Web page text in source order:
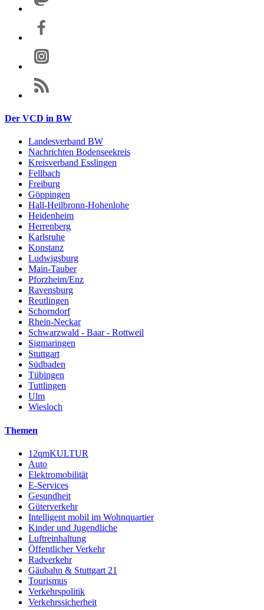
Der VCD in BW
Landesverband BW
Nachrichten Bodenseekreis
Kreisverband Esslingen
Fellbach
Freiburg
Göppingen
Hall-Heilbronn-Hohenlohe
Heidenheim
Herrenberg
Karlsruhe
Konstanz
Ludwigsburg
Main-Tauber
Pforzheim/Enz
Ravensburg
Reutlingen
Schorndorf
Rhein-Neckar
Schwarzwald - Baar - Rottweil
Sigmaringen
Stuttgart
Südbaden
Tübingen
Tuttlingen
Ulm
Wiesloch
Themen
12qmKULTUR
Auto
Elektromobilität
E-Services
Gesundheit
Güterverkehr
Intelligent mobil im Wohnquartier
Kinder und Jugendliche
Luftreinhaltung
Öffentlicher Verkehr
Radverkehr
Gäubahn & Stuttgart 21
Tourismus
Verkehrspolitik
Verkehrssicherheit